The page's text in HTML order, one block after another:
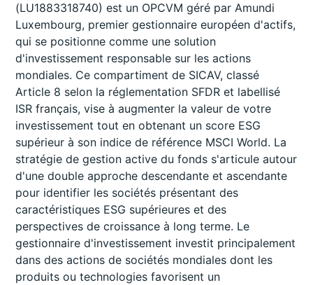
(LU1883318740) est un OPCVM géré par Amundi
Luxembourg, premier gestionnaire européen d'actifs,
qui se positionne comme une solution
d'investissement responsable sur les actions
mondiales. Ce compartiment de SICAV, classé
Article 8 selon la réglementation SFDR et labellisé
ISR français, vise à augmenter la valeur de votre
investissement tout en obtenant un score ESG
supérieur à son indice de référence MSCI World. La
stratégie de gestion active du fonds s'articule autour
d'une double approche descendante et ascendante
pour identifier les sociétés présentant des
caractéristiques ESG supérieures et des
perspectives de croissance à long terme. Le
gestionnaire d'investissement investit principalement
dans des actions de sociétés mondiales dont les
produits ou technologies favorisent un